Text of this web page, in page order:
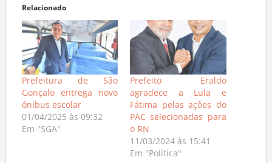
Relacionado
Prefeitura de São
Gonçalo entrega novo
ônibus escolar
01/04/2025 às 09:32
Em "SGA"
Prefeito Eraldo
agradece a Lula e
Fátima pelas ações do
PAC selecionadas para
o RN
11/03/2024 às 15:41
Em "Política"